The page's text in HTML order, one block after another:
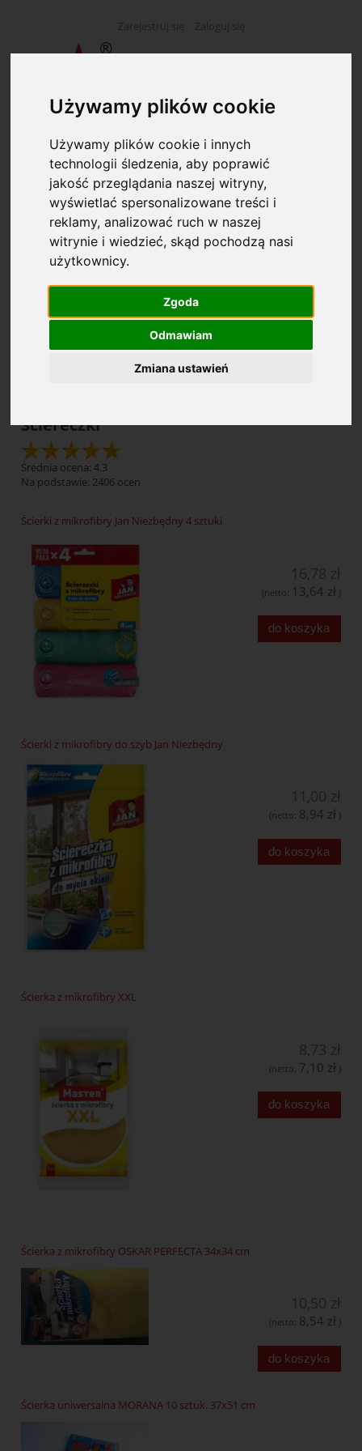
Używamy plików cookie
Używamy plików cookie i innych
technologii śledzenia, aby poprawić
jakość przeglądania naszej witryny,
wyświetlać spersonalizowane treści i
reklamy, analizować ruch w naszej
witrynie i wiedzieć, skąd pochodzą nasi
użytkownicy.
Zgoda
Odmawiam
Zmiana ustawień
Opcje przeglądania
Dostępność: (wybierz)
Ściereczki
Średnia ocena: 4.3
Na podstawie: 2406 ocen
Ścierki z mikrofibry Jan Niezbędny 4 sztuki
(netto: 13,64 zł )
do koszyka
Ścierki z mikrofibry do szyb Jan Niezbędny
(netto: 8,94 zł )
do koszyka
Ścierka z mikrofibry XXL
(netto: 7,10 zł )
do koszyka
Ścierka z mikrofibry OSKAR PERFECTA 34x34 cm
(netto: 8,54 zł )
do koszyka
Ścierka uniwersalna MORANA 10 sztuk. 37x51 cm